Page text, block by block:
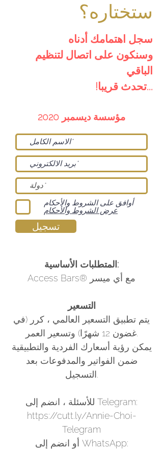
ستختاره؟
سجل اهتمامك أدناه
وسنكون على اتصال لتنظيم
الباقي
...تحدث قريبا!
مؤسسة ديسمبر 2020
أوافق على الشروط والأحكام
عرض الشروط والأحكام
تسجيل
المتطلبات الأساسية:
Access Bars® مع أي ميسر
التسعير
يتم تطبيق التسعير العالمي ، كرر (في
غضون 12 شهرًا) وتسعير العمر.
يمكن رؤية أسعارك الفردية والتطبيقية
ضمن الفواتير والمدفوعات بعد
التسجيل.
للأسئلة ، انضم إلى Telegram:
https://cutt.ly/Annie-Choi-
Telegram
أو انضم إلى WhatsApp: